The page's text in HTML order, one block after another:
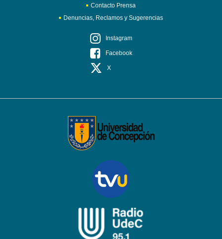
Contacto Prensa
Denuncias, Reclamos y Sugerencias
Instagram
Facebook
X